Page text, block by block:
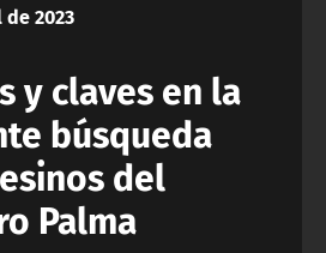
2023
y claves en la
búsqueda
del
Palma